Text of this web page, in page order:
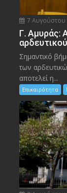
7 Αυγούστου
Γ. Αμυράς:
Σημαντικό
των
αποτελεί η...
Επικαιρότητα